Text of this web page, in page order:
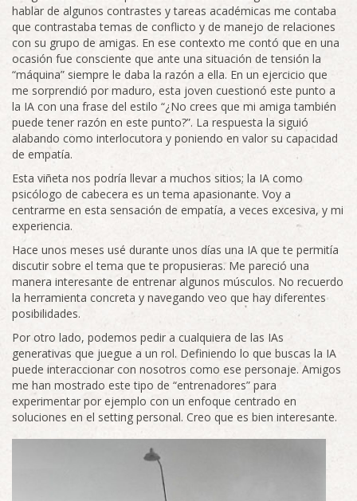
hablar de algunos contrastes y tareas académicas me contaba
que contrastaba temas de conflicto y de manejo de relaciones
con su grupo de amigas. En ese contexto me contó que en una
ocasión fue consciente que ante una situación de tensión la
“máquina” siempre le daba la razón a ella. En un ejercicio que
me sorprendió por maduro, esta joven cuestionó este punto a
la IA con una frase del estilo “¿No crees que mi amiga también
puede tener razón en este punto?”. La respuesta la siguió
alabando como interlocutora y poniendo en valor su capacidad
de empatía.
Esta viñeta nos podría llevar a muchos sitios; la IA como
psicólogo de cabecera es un tema apasionante. Voy a
centrarme en esta sensación de empatía, a veces excesiva, y mi
experiencia.
Hace unos meses usé durante unos días una IA que te permitía
discutir sobre el tema que te propusieras. Me pareció una
manera interesante de entrenar algunos músculos. No recuerdo
la herramienta concreta y navegando veo que hay diferentes
posibilidades.
Por otro lado, podemos pedir a cualquiera de las IAs
generativas que juegue a un rol. Definiendo lo que buscas la IA
puede interaccionar con nosotros como ese personaje. Amigos
me han mostrado este tipo de “entrenadores” para
experimentar por ejemplo con un enfoque centrado en
soluciones en el setting personal. Creo que es bien interesante.